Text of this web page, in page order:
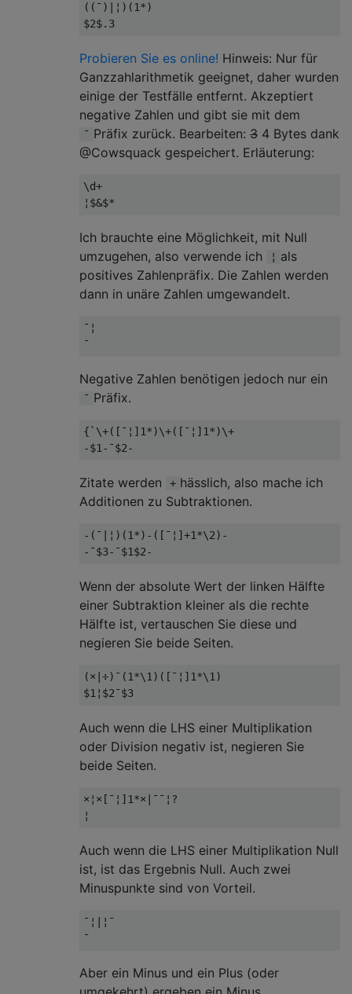
((¯)|¦)(1*)
Probieren Sie es online! Hinweis: Nur für
Ganzzahlarithmetik geeignet, daher wurden
einige der Testfälle entfernt. Akzeptiert
negative Zahlen und gibt sie mit dem
¯ Präfix zurück. Bearbeiten: 3 4 Bytes dank
@Cowsquack gespeichert. Erläuterung:
\d+
Ich brauchte eine Möglichkeit, mit Null
umzugehen, also verwende ich
¦ als
positives Zahlenpräfix. Die Zahlen werden
dann in unäre Zahlen umgewandelt.
¯¦
Negative Zahlen benötigen jedoch nur ein
¯ Präfix.
{`\+([¯¦]1*)\+([¯¦]1*)\+
Zitate werden + hässlich, also mache ich
Additionen zu Subtraktionen.
-(¯|¦)(1*)-([¯¦]+1*\2)-
Wenn der absolute Wert der linken Hälfte
einer Subtraktion kleiner als die rechte
Hälfte ist, vertauschen Sie diese und
negieren Sie beide Seiten.
(×|÷)¯(1*\1)([¯¦]1*\1)
Auch wenn die LHS einer Multiplikation
oder Division negativ ist, negieren Sie
beide Seiten.
×¦×[¯¦]1*×|¯¯¦?
Auch wenn die LHS einer Multiplikation Null
ist, ist das Ergebnis Null. Auch zwei
Minuspunkte sind von Vorteil.
¯¦|¦¯
Aber ein Minus und ein Plus (oder